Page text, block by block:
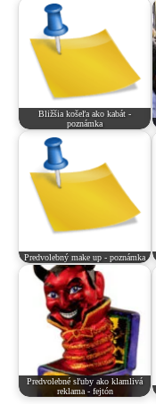
Bližšia košeľa ako kabát -
poznámka
Predvolebný make up - poznámka
Predvolebné sľuby ako klamlivá
reklama - fejtón